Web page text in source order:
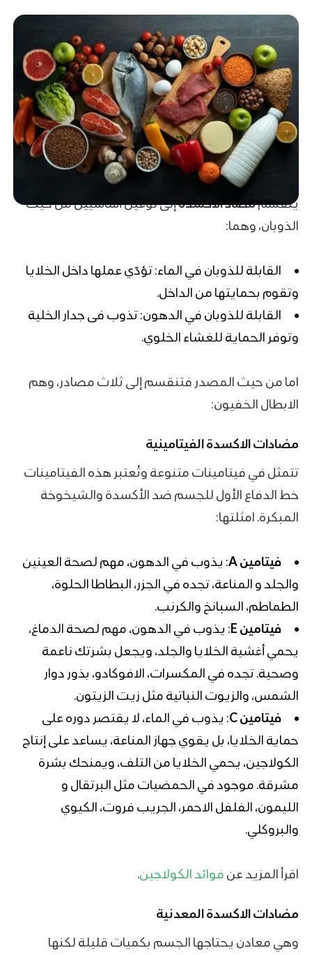
ينقسممضاد الاكسدةإلى نوعين أساسيين من حيث
الذوبان، وهما:
القابلة للذوبان في الماء: تؤدّي عملها داخل الخلايا
وتقوم بحمايتها من الداخل.
القابلة للذوبان في الدهون: تذوب فى جدار الخلية
وتوفر الحماية للغشاء الخلوي.
اما من حيث المصدر فتنقسم إلى ثلاث مصادر، وهم
الابطال الخفيون:
مضادات الاكسدةالفيتامينية
تتمثل في فيتامينات متنوعة وتُعتبر هذه الفيتامينات
خط الدفاع الأول للجسم ضد الأكسدة والشيخوخة
المبكرة. امثلتها:
فيتامين A
: يذوب في الدهون، مهم لصحة العينين
والجلد و المناعة، تجده في الجزر، البطاطا الحلوة،
الطماطم، السبانخ والكرنب.
فيتامين E
: يذوب في الدهون، مهم لصحة الدماغ،
يحمي أغشية الخلايا والجلد، ويجعل بشرتك ناعمة
وصحية. تجده في المكسرات، الافوكادو، بذور دوار
الشمس، والزيوت النباتية مثل زيت الزيتون.
فيتامينC: يذوب في الماء، لا يقتصر دوره على
حماية الخلايا، بل يقوي جهاز المناعة، يساعد على إنتاج
الكولاجين، يحمي الخلايا من التلف، ويمنحك بشرة
مشرقة. موجود في الحمضيات مثل البرتقال و
الليمون، الفلفل الاحمر، الجريب فروت، الكيوي
والبروكلي.
اقرأ المزيد عن فوائد الكولاجين.
مضادات الاكسدةالمعدنية
وهي معادن يحتاجها الجسم بكميات قليلة لكنها